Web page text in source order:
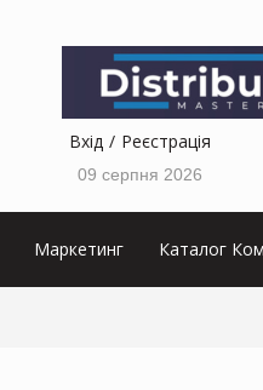
Вхід Реєстрація
09 серпня 2026
Маркетинг Каталог